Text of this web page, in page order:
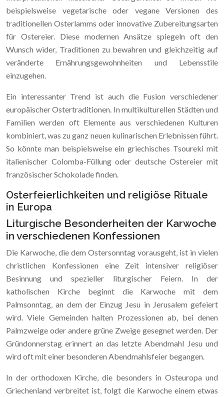
beispielsweise vegetarische oder vegane Versionen des
traditionellen Osterlamms oder innovative Zubereitungsarten
für Ostereier. Diese modernen Ansätze spiegeln oft den
Wunsch wider, Traditionen zu bewahren und gleichzeitig auf
veränderte Ernährungsgewohnheiten und Lebensstile
einzugehen.
Ein interessanter Trend ist auch die Fusion verschiedener
europäischer Ostertraditionen. In multikulturellen Städten und
Familien werden oft Elemente aus verschiedenen Kulturen
kombiniert, was zu ganz neuen kulinarischen Erlebnissen führt.
So könnte man beispielsweise ein griechisches Tsoureki mit
italienischer Colomba-Füllung oder deutsche Ostereier mit
französischer Schokolade finden.
Osterfeierlichkeiten und religiöse Rituale
in Europa
Liturgische Besonderheiten der Karwoche
in verschiedenen Konfessionen
Die Karwoche, die dem Ostersonntag vorausgeht, ist in vielen
christlichen Konfessionen eine Zeit intensiver religiöser
Besinnung und spezieller liturgischer Feiern. In der
katholischen Kirche beginnt die Karwoche mit dem
Palmsonntag, an dem der Einzug Jesu in Jerusalem gefeiert
wird. Viele Gemeinden halten Prozessionen ab, bei denen
Palmzweige oder andere grüne Zweige gesegnet werden. Der
Gründonnerstag erinnert an das letzte Abendmahl Jesu und
wird oft mit einer besonderen Abendmahlsfeier begangen.
In der orthodoxen Kirche, die besonders in Osteuropa und
Griechenland verbreitet ist, folgt die Karwoche einem etwas